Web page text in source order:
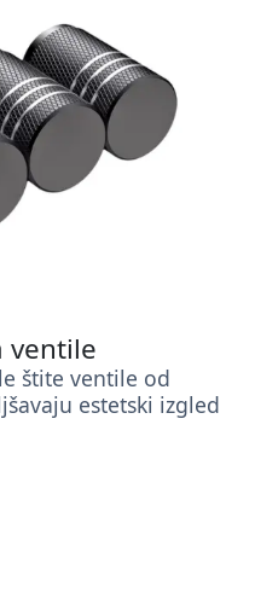
ventile
štite ventile od
estetski izgled